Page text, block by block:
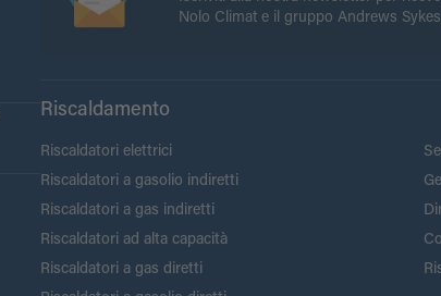
Nolo Climat e il gruppo Andrews
Riscaldamento
Riscaldatori elettrici
Riscaldatori a gasolio indiretti
Riscaldatori a gas indiretti
Riscaldatori ad alta capacità
Riscaldatori a gas diretti